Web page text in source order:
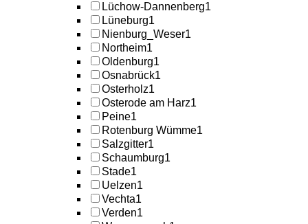
Lüchow-Dannenberg1
Lüneburg1
Nienburg_Weser1
Northeim1
Oldenburg1
Osnabrück1
Osterholz1
Osterode am Harz1
Peine1
Rotenburg Wümme1
Salzgitter1
Schaumburg1
Stade1
Uelzen1
Vechta1
Verden1